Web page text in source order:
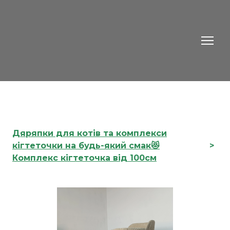
Дяряпки для котів та комплекси
кігтеточки на будь-який смак😻
Комплекс кігтеточка від 100см